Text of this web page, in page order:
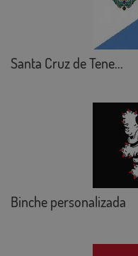
Santa Cruz de Tene...
Binche personalizada